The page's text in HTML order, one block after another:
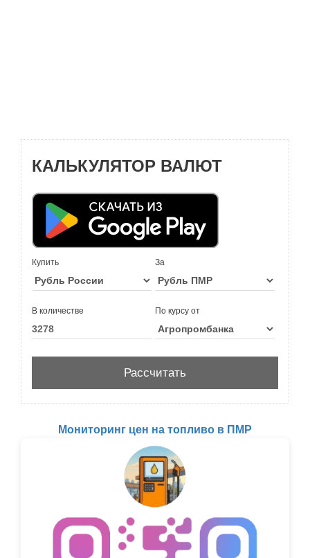
КАЛЬКУЛЯТОР ВАЛЮТ
Купить За
В количестве По курсу от
Мониторинг цен на топливо в ПМР